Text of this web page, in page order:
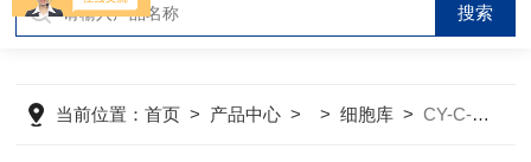
当前位置：首页 > 产品中心 > >细胞库 >CY-C-H0209人肝星状细胞系LX-2